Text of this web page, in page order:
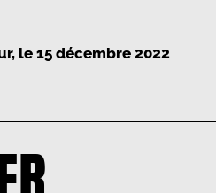
, le 15 décembre 2022